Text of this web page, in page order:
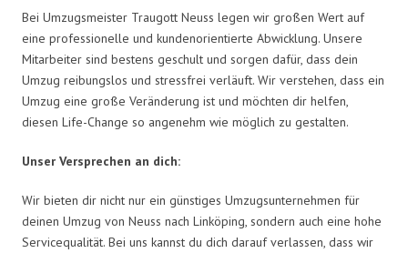
Bei Umzugsmeister Traugott Neuss legen wir großen Wert auf
eine professionelle und kundenorientierte Abwicklung. Unsere
Mitarbeiter sind bestens geschult und sorgen dafür, dass dein
Umzug reibungslos und stressfrei verläuft. Wir verstehen, dass ein
Umzug eine große Veränderung ist und möchten dir helfen,
diesen Life-Change so angenehm wie möglich zu gestalten.
Unser Versprechen an dich:
Wir bieten dir nicht nur ein günstiges Umzugsunternehmen für
deinen Umzug von Neuss nach Linköping, sondern auch eine hohe
Servicequalität. Bei uns kannst du dich darauf verlassen, dass wir